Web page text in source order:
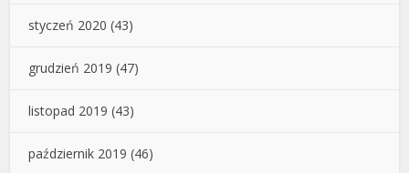
styczeń 2020 (43)
grudzień 2019 (47)
listopad 2019 (43)
październik 2019 (46)